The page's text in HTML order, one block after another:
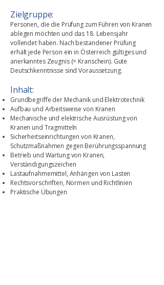
Zielgruppe:
Personen, die die Prüfung zum Führen von Kranen
ablegen möchten und das 18. Lebensjahr
vollendet haben. Nach bestandener Prüfung
erhält jede Person ein in Österreich gültiges und
anerkanntes Zeugnis (= Kranschein). Gute
Deutschkenntnisse sind Voraussetzung.
Inhalt:
Grundbegriffe der Mechanik und Elektrotechnik
Aufbau und Arbeitsweise von Kranen
Mechanische und elektrische Ausrüstung von
Kranen und Tragmitteln
Sicherheitseinrichtungen von Kranen,
Schutzmaßnahmen gegen Berührungsspannung
Betrieb und Wartung von Kranen,
Verständigungszeichen
Lastaufnahmemittel, Anhängen von Lasten
Rechtsvorschriften, Normen und Richtlinien
Praktische Übungen